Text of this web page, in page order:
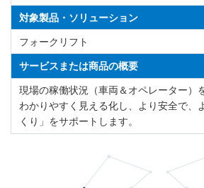
対象製品・ソリューション
フォークリフト
サービスまたは商品の概要
現場の稼働状況（車両＆オペレーター）
わかりやすく見える化し、より安全で、
くり」をサポートします。